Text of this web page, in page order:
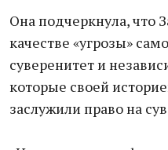
Она подчеркнула, что
качестве «угрозы»
суверенитет и
которые своей
заслужили право на